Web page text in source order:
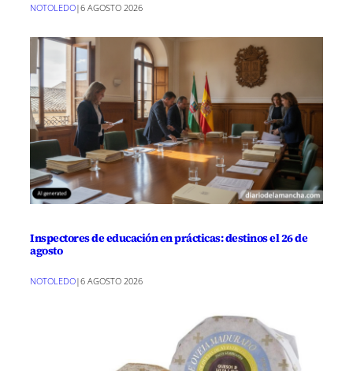
NOTOLEDO|6 AGOSTO 2026
Inspectores de educación en prácticas: destinos el 26 de
agosto
NOTOLEDO|6 AGOSTO 2026